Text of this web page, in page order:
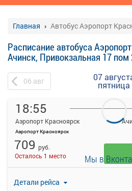
Главная Автобус Аэропорт
Расписание автобуса
Ачинск, Привокзальная 17 пом
06 авг 07
пятница
18:55
Аэропорт Красноярск
Аэропорт Красноярск
Детали рейса
709 руб.
Осталось 1 место
Мы в